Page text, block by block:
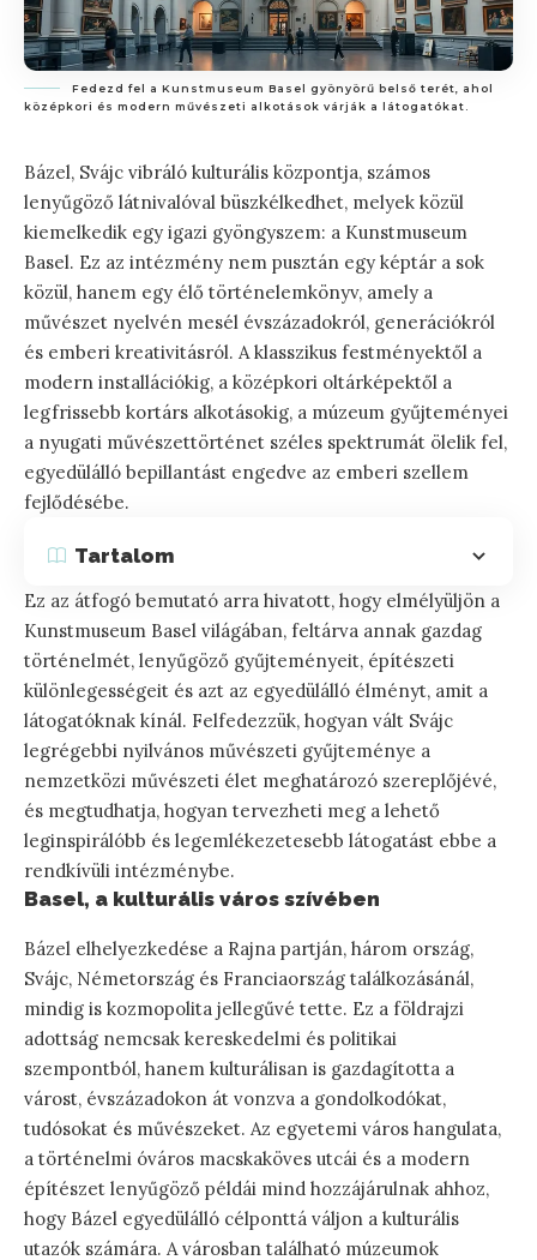
Fedezd fel a Kunstmuseum Basel gyönyörű belső terét, ahol
középkori és modern művészeti alkotások várják a látogatókat.
Bázel, Svájc vibráló kulturális központja, számos
lenyűgöző látnivalóval büszkélkedhet, melyek közül
kiemelkedik egy igazi gyöngyszem: a Kunstmuseum
Basel. Ez az intézmény nem pusztán egy képtár a sok
közül, hanem egy élő történelemkönyv, amely a
művészet nyelvén mesél évszázadokról, generációkról
és emberi kreativitásról. A klasszikus festményektől a
modern installációkig, a középkori oltárképektől a
legfrissebb kortárs alkotásokig, a múzeum gyűjteményei
a nyugati művészettörténet széles spektrumát ölelik fel,
egyedülálló bepillantást engedve az emberi szellem
fejlődésébe.
Tartalom
Ez az átfogó bemutató arra hivatott, hogy elmélyüljön a
Kunstmuseum Basel világában, feltárva annak gazdag
történelmét, lenyűgöző gyűjteményeit, építészeti
különlegességeit és azt az egyedülálló élményt, amit a
látogatóknak kínál. Felfedezzük, hogyan vált Svájc
legrégebbi nyilvános művészeti gyűjteménye a
nemzetközi művészeti élet meghatározó szereplőjévé,
és megtudhatja, hogyan tervezheti meg a lehető
leginspirálóbb és legemlékezetesebb látogatást ebbe a
rendkívüli intézménybe.
Basel, a kulturális város szívében
Bázel elhelyezkedése a Rajna partján, három ország,
Svájc, Németország és Franciaország találkozásánál,
mindig is kozmopolita jellegűvé tette. Ez a földrajzi
adottság nemcsak kereskedelmi és politikai
szempontból, hanem kulturálisan is gazdagította a
várost, évszázadokon át vonzva a gondolkodókat,
tudósokat és művészeket. Az egyetemi város hangulata,
a történelmi óváros macskaköves utcái és a modern
építészet lenyűgöző példái mind hozzájárulnak ahhoz,
hogy Bázel egyedülálló célponttá váljon a kulturális
utazók számára. A városban található múzeumok